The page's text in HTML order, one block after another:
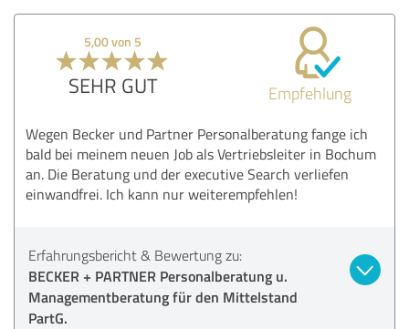
5,00 von 5
SEHR GUT Empfehlung
Wegen Becker und Partner Personalberatung fange ich
bald bei meinem neuen Job als Vertriebsleiter in Bochum
an. Die Beratung und der executive Search verliefen
einwandfrei. Ich kann nur weiterempfehlen!
Erfahrungsbericht & Bewertung zu:
BECKER + PARTNER Personalberatung u.
Managementberatung für den Mittelstand
PartG.